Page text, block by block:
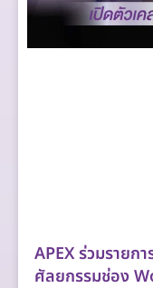
APEX ร่วมรายก
ศัลยกรรมช่อง